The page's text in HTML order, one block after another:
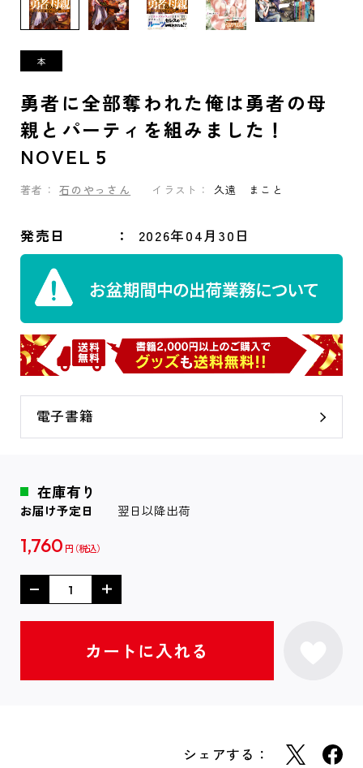
勇者に全部奪われた俺は勇者の母
親とパーティを組みました！
NOVEL５
著者： 石のやっさん イラスト： 久遠 まこと
発売日 2026年04月30日
電子書籍
在庫有り
お届け予定日 翌日以降出荷
1,760 円
シェアする：